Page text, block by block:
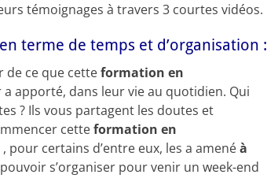
témoignages à travers 3 courtes vidéos.
terme de temps et d’organisation :
de ce que cetteformation en
a apporté, dans leur vie au quotidien. Qui
? Ils vous partagent les doutes et
cetteformation en
, pour certains d’entre eux, les a amenéà
s’organiser pour venir un week-end